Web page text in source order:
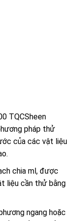
TQCSheen
pháp thử
của các vật liệu
chia ml, được
liệu cần thử bằng
ngang hoặc